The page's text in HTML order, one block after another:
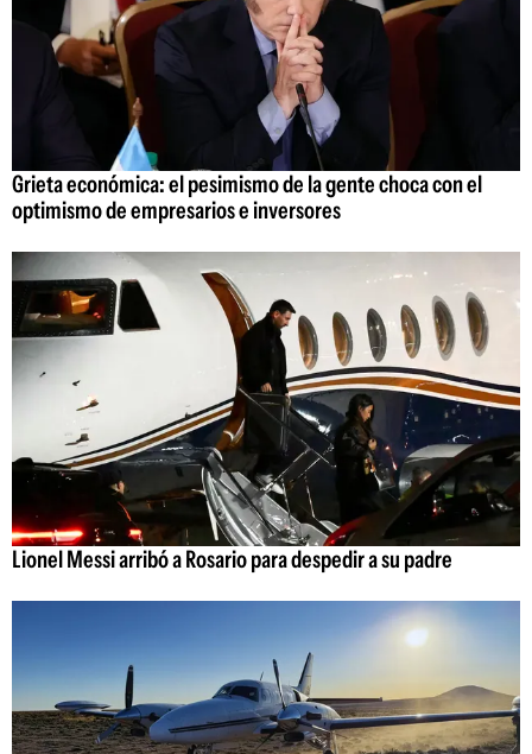
Grieta económica: el pesimismo de la gente choca con el
optimismo de empresarios e inversores
Lionel Messi arribó a Rosario para despedir a su padre